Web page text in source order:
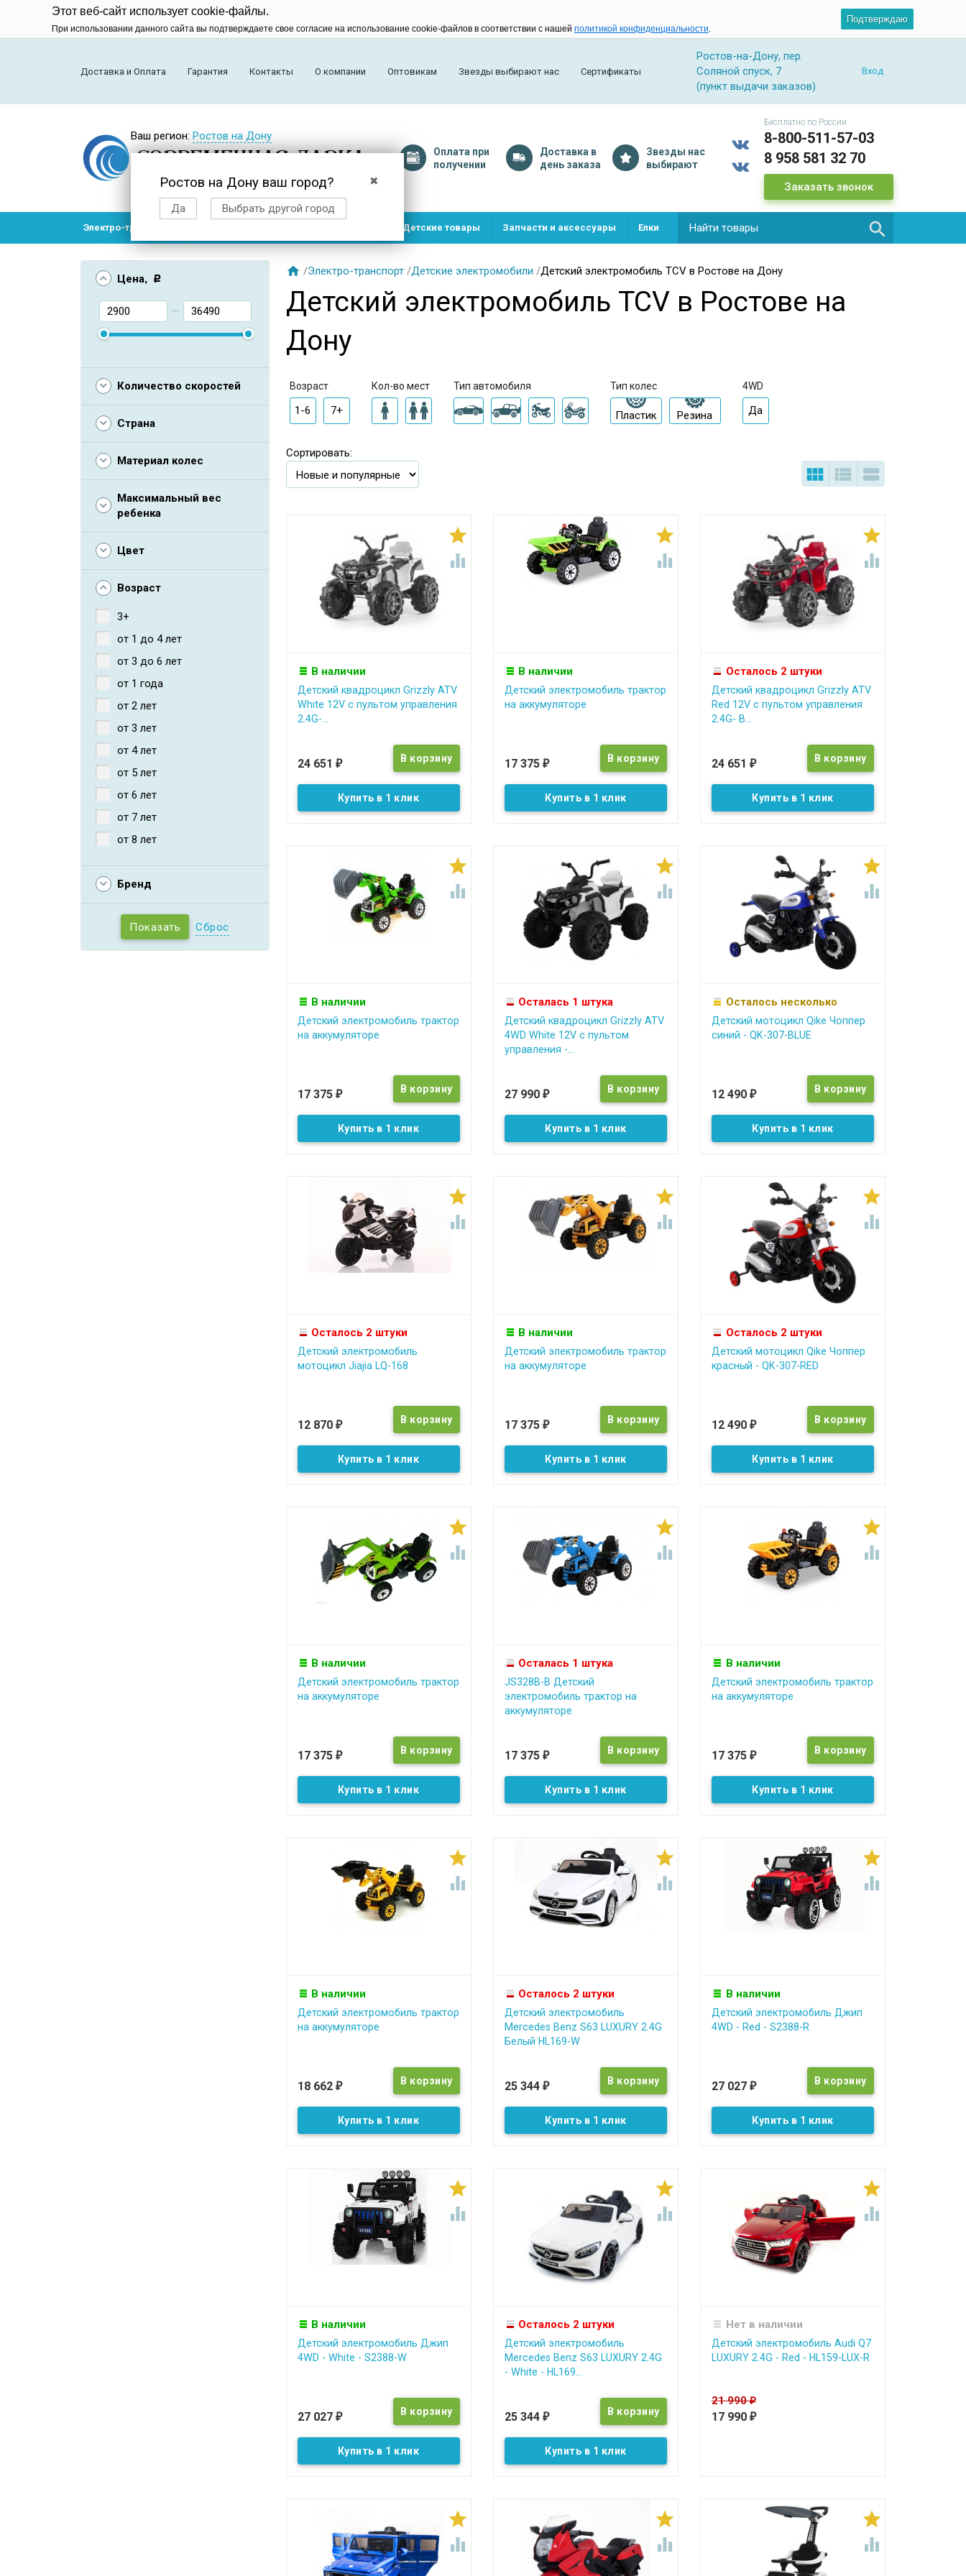
Этот веб-сайт использует cookie-файлы.
При использовании данного сайта вы подтверждаете свое согласие на использование cookie-файлов в соответствии с нашей политикой конфиденциальности.
Подтверждаю
Доставка и Оплата Гарантия Контакты О компании Оптовикам Звезды выбирают нас Сертификаты
Ростов-на-Дону, пер.
Соляной спуск, 7
(пункт выдачи заказов)
Вход
Ваш регион:Ростов на Дону
✖
Ростов на Дону ваш город?
Да Выбрать другой город
Оплата при
получении
Доставка в
день заказа
Звезды нас
выбирают
Бесплатно по России
8-800-511-57-03
8 958 581 32 70
Заказать звонок
Электро-транспорт Детские товары Запчасти и аксессуары Елки 
Цена , Р
—
Количество скоростей
Страна
Материал колес
Максимальный вес
ребенка
Цвет
Возраст
3+
от 1 до 4 лет
от 3 до 6 лет
от 1 года
от 2 лет
от 3 лет
от 4 лет
от 5 лет
от 6 лет
от 7 лет
от 8 лет
Бренд
Сброс
 /Электро-транспорт /Детские электромобили /Детский электромобиль TCV в Ростове на Дону
Детский электромобиль TCV в Ростове на
Дону
Возраст
1-6 7+
Кол-во мест Тип автомобиля Тип колес
Пластик Резина
4WD
Да
Сортировать:
  


В наличии
Детский квадроцикл Grizzly ATV
White 12V с пультом управления
2.4G-...
24 651 ₽
Купить в 1 клик


В наличии
Детский электромобиль трактор
на аккумуляторе
17 375 ₽
Купить в 1 клик


Осталось 2 штуки
Детский квадроцикл Grizzly ATV
Red 12V с пультом управления
2.4G- B...
24 651 ₽
Купить в 1 клик


В наличии
Детский электромобиль трактор
на аккумуляторе
17 375 ₽
Купить в 1 клик


Осталась 1 штука
Детский квадроцикл Grizzly ATV
4WD White 12V с пультом
управления -...
27 990 ₽
Купить в 1 клик


Осталось несколько
Детский мотоцикл Qike Чоппер
синий - QK-307-BLUE
12 490 ₽
Купить в 1 клик


Осталось 2 штуки
Детский электромобиль
мотоцикл Jiajia LQ-168
12 870 ₽
Купить в 1 клик


В наличии
Детский электромобиль трактор
на аккумуляторе
17 375 ₽
Купить в 1 клик


Осталось 2 штуки
Детский мотоцикл Qike Чоппер
красный - QK-307-RED
12 490 ₽
Купить в 1 клик


В наличии
Детский электромобиль трактор
на аккумуляторе
17 375 ₽
Купить в 1 клик


Осталась 1 штука
JS328B-B Детский
электромобиль трактор на
аккумуляторе
17 375 ₽
Купить в 1 клик


В наличии
Детский электромобиль трактор
на аккумуляторе
17 375 ₽
Купить в 1 клик


В наличии
Детский электромобиль трактор
на аккумуляторе
18 662 ₽
Купить в 1 клик


Осталось 2 штуки
Детский электромобиль
Mercedes Benz S63 LUXURY 2.4G
Белый HL169-W
25 344 ₽
Купить в 1 клик


В наличии
Детский электромобиль Джип
4WD - Red - S2388-R
27 027 ₽
Купить в 1 клик


В наличии
Детский электромобиль Джип
4WD - White - S2388-W
27 027 ₽
Купить в 1 клик


Осталось 2 штуки
Детский электромобиль
Mercedes Benz S63 LUXURY 2.4G
- White - HL169...
25 344 ₽
Купить в 1 клик


Нет в наличии
Детский электромобиль Audi Q7
LUXURY 2.4G - Red - HL159-LUX-R
21 990₽
17 990 ₽





